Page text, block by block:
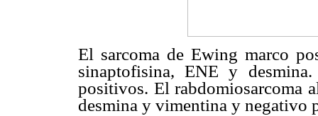
El sarcoma de Ewing marco
sinaptofisina, ENE y
positivos. El rabdomiosarcoma
desmina y vimentina y